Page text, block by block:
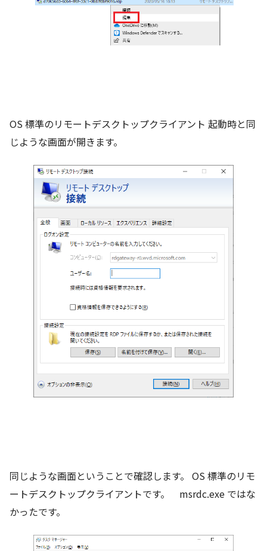
OS 標準のリモートデスクトップクライアント 起動時と同
じような画面が開きます。
同じような画面ということで確認します。 OS 標準のリモ
ートデスクトップクライアントです。 msrdc.exe ではな
かったです。